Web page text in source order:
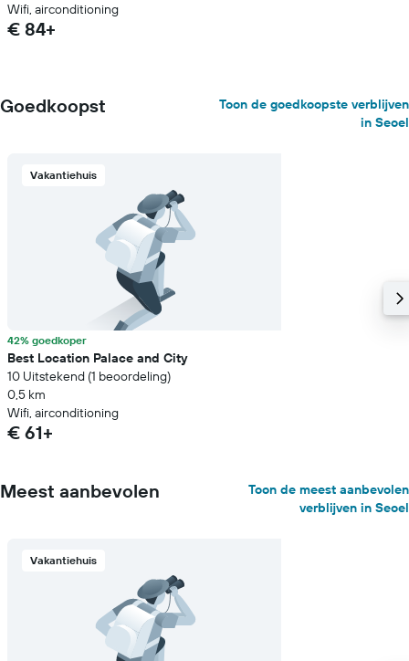
Wifi, airconditioning
€ 84+
Goedkoopst
Toon de goedkoopste verblijven
in Seoel
Vakantiehuis
42% goedkoper
Best Location Palace and City
10 Uitstekend (1 beoordeling)
0,5 km
Wifi, airconditioning
€ 61+
Meest aanbevolen
Toon de meest aanbevolen
verblijven in Seoel
Vakantiehuis